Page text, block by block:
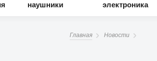
наушники
электроника
Главная Новости